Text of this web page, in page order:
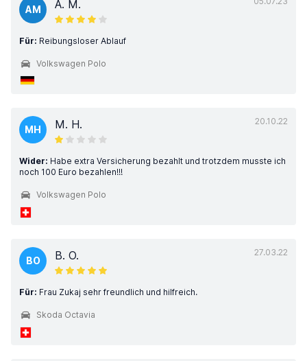
AM A. M.
Für: Reibungsloser Ablauf
Volkswagen Polo
20.10.22
MH M. H.
Wider: Habe extra Versicherung bezahlt und trotzdem musste ich
noch 100 Euro bezahlen!!!
Volkswagen Polo
27.03.22
BO B. O.
Für: Frau Zukaj sehr freundlich und hilfreich.
Skoda Octavia